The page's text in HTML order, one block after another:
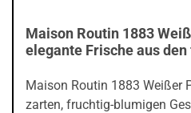
Maison Routin 1883
elegante Frische aus
Maison Routin 1883 Weißer
zarten, fruchtig-blumigen